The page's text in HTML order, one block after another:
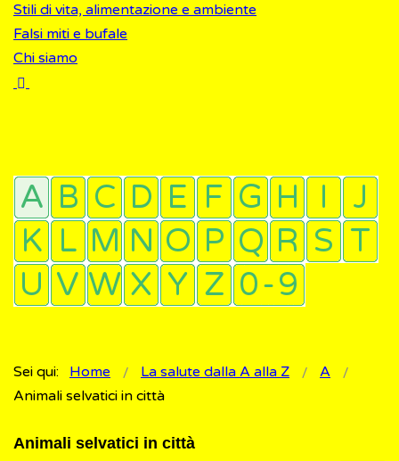
Stili di vita, alimentazione e ambiente
Falsi miti e bufale
Chi siamo
Sei qui: Home La salute dalla A alla Z
A
Animali selvatici in città
Animali selvatici in città